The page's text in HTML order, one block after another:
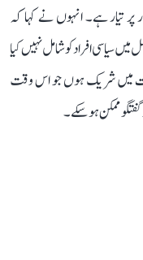
تیار ہے۔ انہوں نے کہا کہ
سیاسی افراد کو شامل نہیں کیا
میں شریک ہوں جو اس وقت
ممکن ہو سکے۔